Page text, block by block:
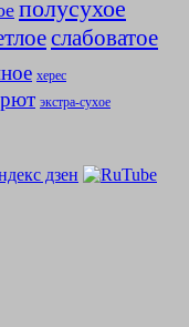
полусухое
слабоватое
херес
экстра-сухое